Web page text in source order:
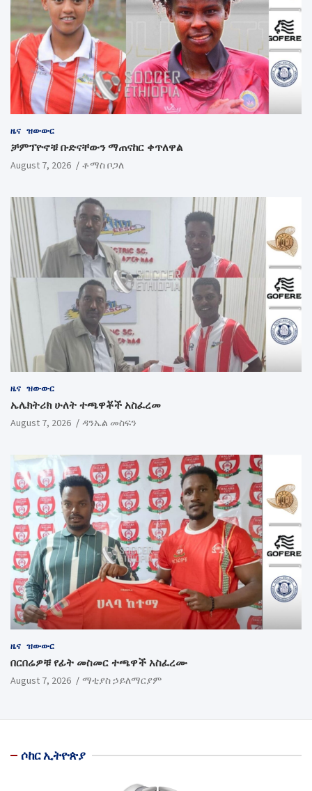
ዜና ዝውውር
ቻምፕዮኖቹ ቡድናቸውን ማጠናከር ቀጥለዋል
August 7, 2026 ቶማስ ቦጋለ
ዜና ዝውውር
ኤሌክትሪክ ሁለት ተጫዋቾች አስፈረመ
August 7, 2026 ዳንኤል መስፍን
ዜና ዝውውር
በርበሬዎቹ የፊት መስመር ተጫዋች አስፈረሙ
August 7, 2026 ማቲያስ ኃይለማርያም
ሶከር ኢትዮጵያ